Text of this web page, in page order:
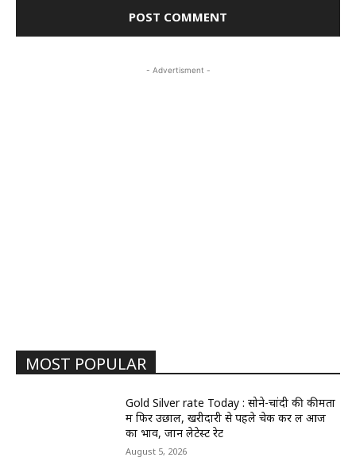
- Advertisment -
MOST POPULAR
Gold Silver rate Today : सोने-चांदी की कीमतों
में फिर उछाल, खरीदारी से पहले चेक कर लें आज
का भाव, जानें लेटेस्ट रेट
August 5, 2026